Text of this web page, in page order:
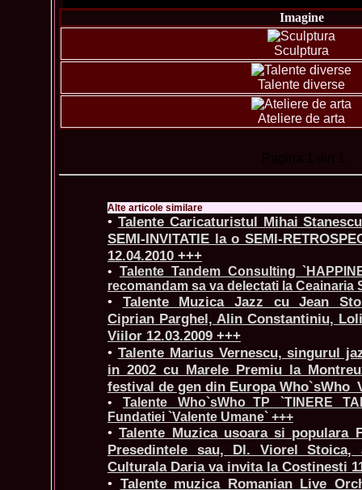
Imagine
Sculptura
Talente diverse
Ateliere de arta
Alte articole similare
• Talente Caricaturistul Mihai
SEMI-INVITATIE la o SEMI-
12.04.2010 +++
• Talente Tandem Consulting
recomandam sa va delectati la Ceainaria
• Talente Muzica Jazz cu Jean
Ciprian Parghel, Alin Constantiniu,
Viilor 12.03.2009 +++
• Talente Marius Vernescu, singurul
in 2002 cu Marele Premiu la
festival de gen din Europa
• Talente Who`sWho_TP `TINERE
Fundatiei `Valente Umane` +++
•Talente Muzica usoara si populara
Presedintele sau, Dl. Viorel Stoica,
Culturala Daria va invita la Costinesti
• Talente muzica Romanian Live